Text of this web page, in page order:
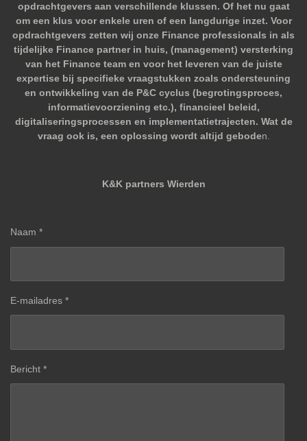
opdrachtgevers aan verschillende klussen. Of het nu gaat
om een klus voor enkele uren of een langdurige inzet. Voor
opdrachtgevers zetten wij onze Finance professionals in als
tijdelijke Finance partner in huis, (management) versterking
van het Finance team en voor het leveren van de juiste
expertise bij specifieke vraagstukken zoals ondersteuning
en ontwikkeling van de P&C cyclus (begrotingsproces,
informatievoorziening etc.), financieel beleid,
digitaliseringsprocessen en implementatietrajecten. Wat de
vraag ook is, een oplossing wordt altijd geboden.
K&K partners Wierden
Naam *
E-mailadres *
Bericht *